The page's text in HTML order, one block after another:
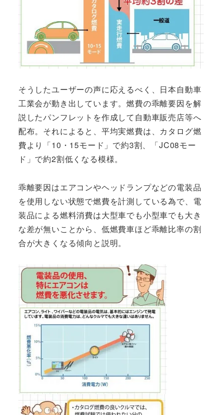
そうしたユーザーの声に応えるべく、日本自動車
工業会が動き出しています。燃費の乖離要因を解
説したパンフレットを作成して自動車販売店等へ
配布。それによると、平均実燃費は、カタログ燃
費より「10・15モード」で約3割、「JC08モー
ド」で約2割低くなる模様。
乖離要因はエアコンやヘッドランプなどの電装品
を使用しない状態で燃費を計測している為で、電
装品による燃料消費は大型車でも小型車でも大き
な差が無いことから、低燃費車ほど乖離比率の割
合が大きくなる傾向と説明。